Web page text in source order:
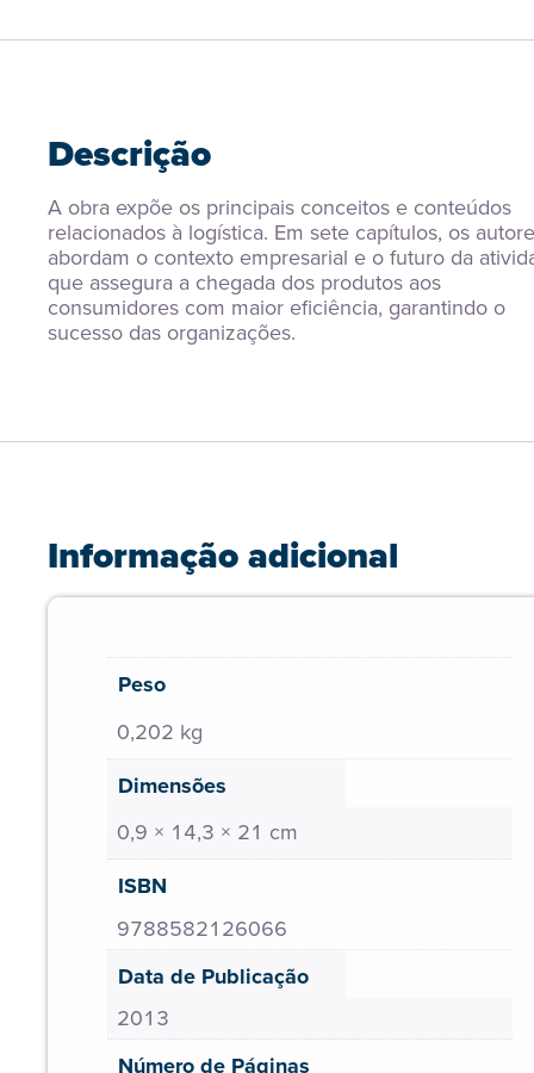
Descrição
A obra expõe os principais conceitos e conteúdos
relacionados à logística. Em sete capítulos, os
abordam o contexto empresarial e o futuro da
que assegura a chegada dos produtos aos
consumidores com maior eficiência, garantindo o
sucesso das organizações.
Informação adicional
Peso
0,202 kg
Dimensões
0,9 × 14,3 × 21 cm
ISBN
9788582126066
Data de Publicação
2013
Número de Páginas